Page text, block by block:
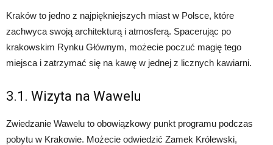
Kraków to jedno z najpiękniejszych miast w Polsce, które
zachwyca swoją architekturą i atmosferą. Spacerując po
krakowskim Rynku Głównym, możecie poczuć magię tego
miejsca i zatrzymać się na kawę w jednej z licznych kawiarni.
3.1. Wizyta na Wawelu
Zwiedzanie Wawelu to obowiązkowy punkt programu podczas
pobytu w Krakowie. Możecie odwiedzić Zamek Królewski,